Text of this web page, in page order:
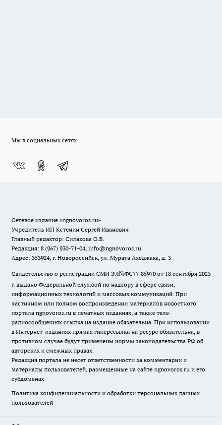
Мы в социальных сетях
Сетевое издание «ngnovoros.ru»
Учредитель ИП Кстенин Сергей Иванович
Главный редактор: Силакова О.В.
Редакция: 8 (967) 930-71-04, info@ngnovoros.ru
Адрес: 353924, г. Новороссийск, ул. Мурата Ахеджака, д. 3
Свидетельство о регистрации СМИ ЭЛ№ФС77-85970 от 18 сентября 2023
г. выдано Федеральной службой по надзору в сфере связи,
информационных технологий и массовых коммуникаций. При
частичном или полном воспроизведении материалов новостного
портала ngnovoros.ru в печатных изданиях, а также теле-
радиосообщениях ссылка на издание обязательна. При использовании
в Интернет-изданиях прямая гиперссылка на ресурс обязательна, в
противном случае будут применены нормы законодательства РФ об
авторских и смежных правах.
Редакция портала не несет ответственности за комментарии и
материалы пользователей, размещенные на сайте ngnovoros.ru и его
субдоменах.
Политика конфиденциальности и обработки персональных данных
пользователей